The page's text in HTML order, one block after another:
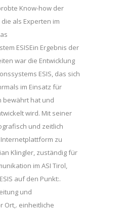
Know-how der
als Experten im
ESISEin Ergebnis der
war die Entwicklung
ESIS, das sich
im Einsatz für
bewährt hat und
wird. Mit seiner
und zeitlich
zu
Klingler, zuständig für
im ASI Tirol,
auf den Punkt:.
und
Ort,. einheitliche